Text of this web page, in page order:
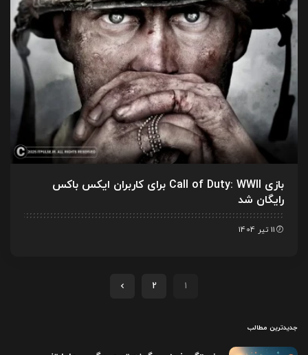
بازی Call of Duty: WWII برای کاربران ایکس باکس
رایگان شد
11 تیر 1404
1
2
جدیدترین مطالب